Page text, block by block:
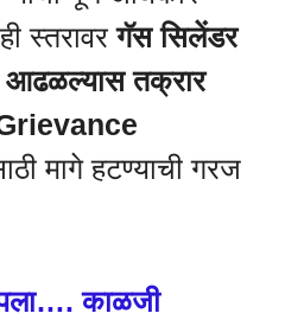
स्तरावरगॅस सिलेंडर
आढळल्यास तक्रार
मागे हटण्याची गरज
काळजी